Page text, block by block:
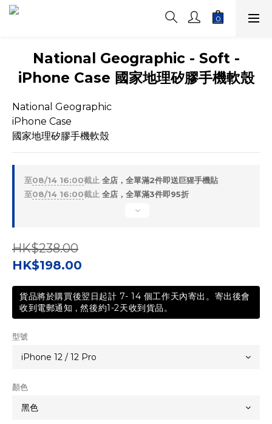
National Geographic - Soft -
iPhone Case 國家地理矽膠手機軟殼
National Geographic
iPhone Case
國家地理矽膠手機軟殼
至08/14 16:00截止 全店，全單滿2件即送巨猩手機貼
至08/14 16:00截止 全店，全單滿3件即95折
HK$238.00
HK$198.00
貨品將於購買後翌日起計 7- 14 個工作天內寄出。寄出後會
收到電郵通知 , 然後約1-2天收到貨品。
型號
顏色